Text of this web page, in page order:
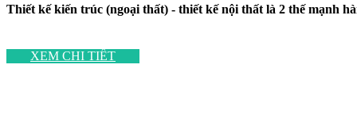
Thiết kế kiến trúc (ngoại thất) - thiết kế nội thất là 2 thế mạnh
XEM CHI TIẾT